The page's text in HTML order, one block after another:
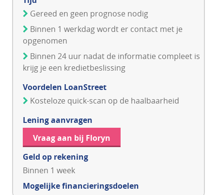
Gereed en geen prognose nodig
Binnen 1 werkdag wordt er contact met je
opgenomen
Binnen 24 uur nadat de informatie compleet is
krijg je een kredietbeslissing
Voordelen LoanStreet
Kosteloze quick-scan op de haalbaarheid
Lening aanvragen
Vraag aan bij Floryn
Geld op rekening
Binnen 1 week
Mogelijke financieringsdoelen